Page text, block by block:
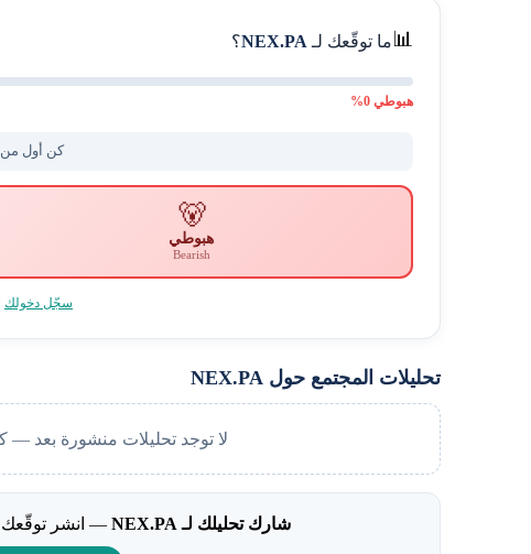
📊 ما توقّعك لـ NEX.PA؟
هبوطي 0
%
كن أول من
🐻
هبوطي
Bearish
سجّل دخولك
تحليلات المجتمع حول NEX.PA
لا توجد تحليلات منشورة بعد —
شارك تحليلك لـ NEX.PA — انشر توقّعك